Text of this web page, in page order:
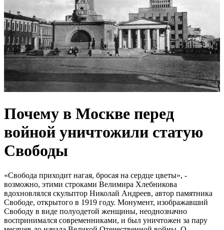
Почему в Москве перед
войной уничтожили статую
Свободы
«Свобода приходит нагая, бросая на сердце цветы», -
возможно, этими строками Велимира Хлебникова
вдохновлялся скульптор Николай Андреев, автор памятника
Свободе, открытого в 1919 году. Монумент, изображавший
Свободу в виде полуодетой женщины, неоднозначно
воспринимался современниками, и был уничтожен за пару